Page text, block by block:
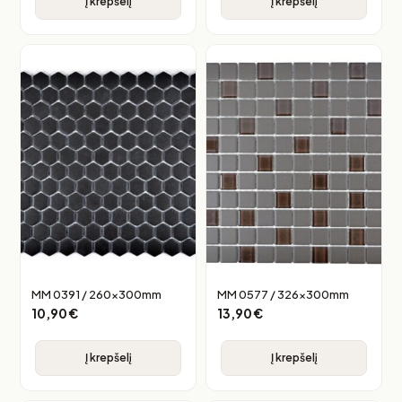
MM 0391 / 260x300mm
10,90€
Į krepšelį
MM 0577 / 326x300mm
13,90€
Į krepšelį